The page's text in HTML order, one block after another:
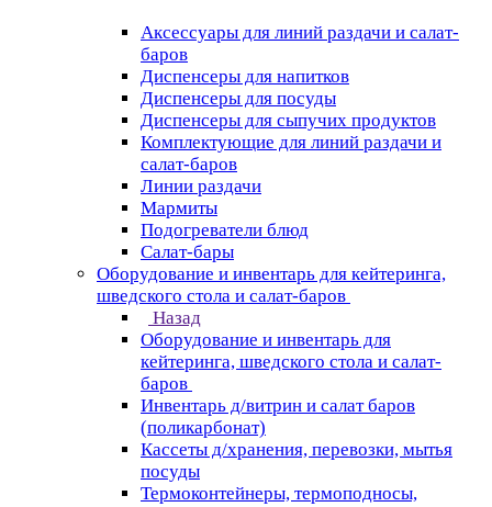
Аксессуары для линий раздачи и салат-
баров
Диспенсеры для напитков
Диспенсеры для посуды
Диспенсеры для сыпучих продуктов
Комплектующие для линий раздачи и
салат-баров
Линии раздачи
Мармиты
Подогреватели блюд
Салат-бары
Оборудование и инвентарь для кейтеринга,
шведского стола и салат-баров
Назад
Оборудование и инвентарь для
кейтеринга, шведского стола и салат-
баров
Инвентарь д/витрин и салат баров
(поликарбонат)
Кассеты д/хранения, перевозки, мытья
посуды
Термоконтейнеры, термоподносы,